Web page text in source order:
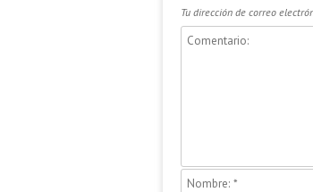
Tu dirección de correo